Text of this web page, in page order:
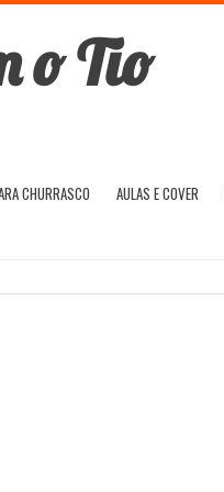
CHURRASCO AULAS E COVER